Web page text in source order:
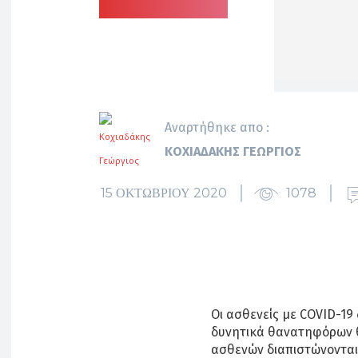
Αναρτήθηκε απο :
ΚΟΧΙΑΔΆΚΗΣ ΓΕΏΡΓΙΟΣ
15 ΟΚΤΩΒΡΊΟΥ 2020 1078
Οι ασθενείς με COVID-
δυνητικά θανατηφόρων
ασθενών